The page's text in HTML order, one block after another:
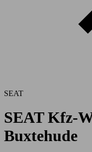
SEAT
SEAT Kfz-
Buxtehude